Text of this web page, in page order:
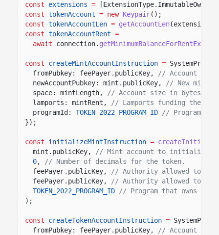
const extensions =
const tokenAccount = new Keypair();
const tokenAccountLen = getAccountLen
const tokenAccountRent =
await
connection.
const createMintAccountInstruction =
fromPubkey: feePayer.publicKey,
// Account
newAccountPubkey: mint.publicKey,
// New mint
space: mintLength,
// Account size in bytes
lamports: mintRent,
// Lamports funding the
programId:
TOKEN_2022_PROGRAM_ID
// Program
});
const initializeMintInstruction =
mint.publicKey,
// Mint account to initialize.
0,
// Number of decimals for the token.
feePayer.publicKey,
// Authority allowed to
feePayer.publicKey,
// Authority allowed to
TOKEN_2022_PROGRAM_ID
// Program that owns the
);
const createTokenAccountInstruction =
fromPubkey: feePayer.publicKey,
// Account